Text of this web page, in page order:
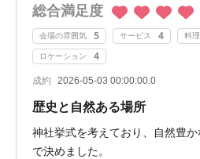
総合満足度
会場の雰囲気 5 サービス 4 料
ロケーション 4
成約 2026-05-03 00:00:00.0
歴史と自然ある場所
神社挙式を考えており、自然豊
で決めました。